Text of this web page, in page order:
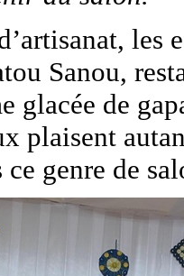
Sanou,
glacée de
plaisent
ce genre de